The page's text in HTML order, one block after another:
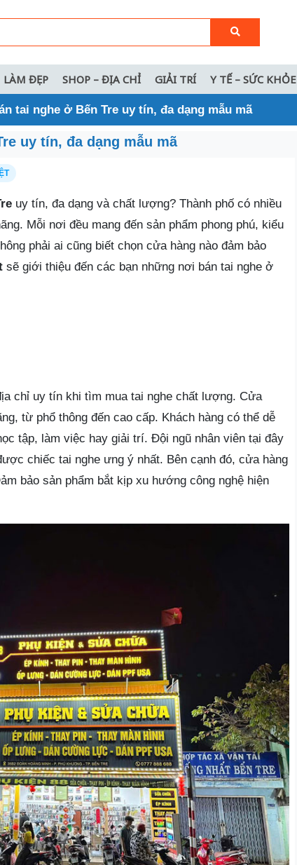
LÀM ĐẸP SHOP – ĐỊA CHỈ GIẢI TRÍ Y TẾ – SỨC KHỎE
tai nghe ở Bến Tre uy tín, đa dạng mẫu mã
uy tín, đa dạng mẫu mã
uy tín, đa dạng và chất lượng? Thành phố có nhiều
Mỗi nơi đều mang đến sản phẩm phong phú, kiểu
phải ai cũng biết chọn cửa hàng nào đảm bảo
sẽ giới thiệu đến các bạn những nơi bán tai nghe ở
chỉ uy tín khi tìm mua tai nghe chất lượng. Cửa
từ phổ thông đến cao cấp. Khách hàng có thể dễ
tập, làm việc hay giải trí. Đội ngũ nhân viên tại đây
chiếc tai nghe ưng ý nhất. Bên cạnh đó, cửa hàng
bảo sản phẩm bắt kịp xu hướng công nghệ hiện